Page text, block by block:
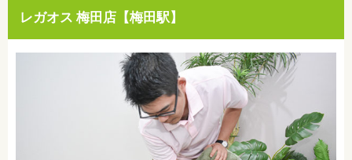
レガオス 梅田店【梅田駅】